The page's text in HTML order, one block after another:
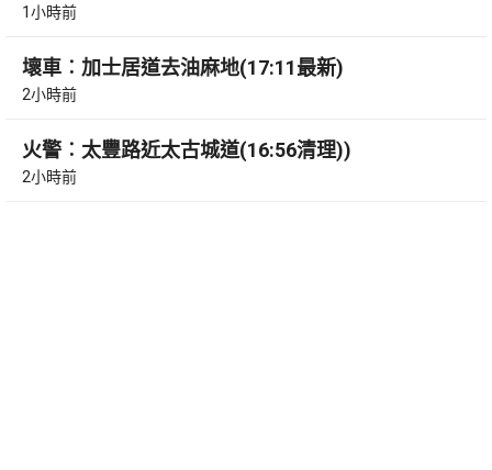
1小時前
壞車︰加士居道去油麻地(17:11最新)
2小時前
火警︰太豐路近太古城道(16:56清理))
2小時前